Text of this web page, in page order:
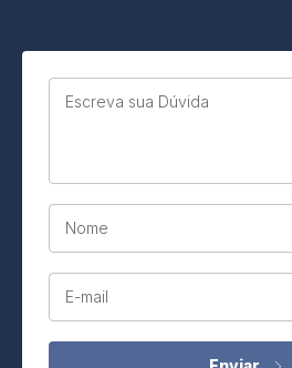
Escreva sua Dúvida
Nome
E-mail